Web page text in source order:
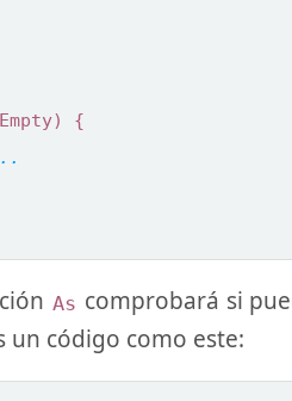
)
{
As comprobará si
código como este: